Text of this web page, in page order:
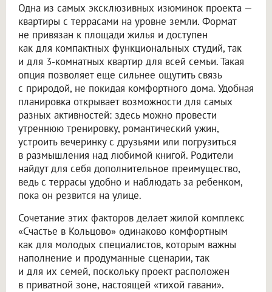
Одна из самых эксклюзивных изюминок проекта —
квартиры с террасами на уровне земли. Формат
не привязан к площади жилья и доступен
как для компактных функциональных студий, так
и для 3-комнатных квартир для всей семьи. Такая
опция позволяет еще сильнее ощутить связь
с природой, не покидая комфортного дома. Удобная
планировка открывает возможности для самых
разных активностей: здесь можно провести
утреннюю тренировку, романтический ужин,
устроить вечеринку с друзьями или погрузиться
в размышления над любимой книгой. Родители
найдут для себя дополнительное преимущество,
ведь с террасы удобно и наблюдать за ребенком,
пока он резвится на улице.
Сочетание этих факторов делает жилой комплекс
«Счастье в Кольцово» одинаково комфортным
как для молодых специалистов, которым важны
наполнение и продуманные сценарии, так
и для их семей, поскольку проект расположен
в приватной зоне, настоящей «тихой гавани».